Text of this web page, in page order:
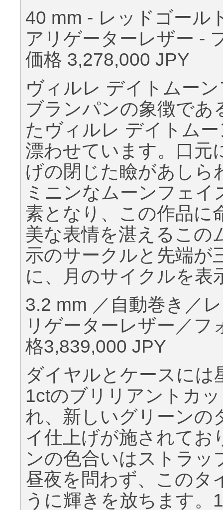
40 mm - レッドゴール
アリゲーターレザー -
価格 3,278,000 JPY
ヴィルレ デイトムー
ブランパンの象徴であ
たヴィルレ デイトム
漂わせています。口元
げの閉じた瞼があしら
ミニンなムーンフェ
素となり、この作品に
美な表情を湛えるこの
示のサークルと先端が
に、月のサイクルを表
3.2 mm ／自動巻き／
リゲーターレザー／
格3,839,000 JPY
ダイヤルとケースには
1ctのブリリアントカ
れ、新しいグリーンの
イ仕上げが施されてお
ンの色合いはストラッ
昼夜を問わず、このタ
うに輝きを放ちます。